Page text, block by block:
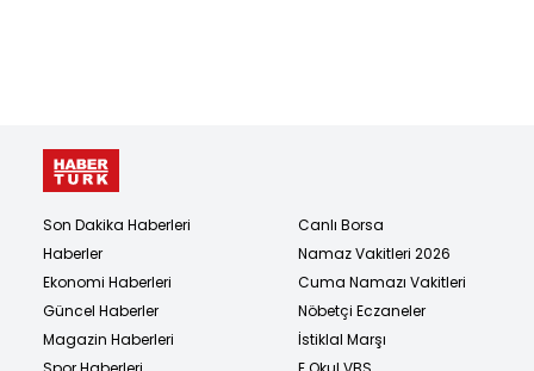
Son Dakika Haberleri
Haberler
Ekonomi Haberleri
Güncel Haberler
Magazin Haberleri
Canlı Borsa
Namaz Vakitleri 2026
Cuma Namazı Vakitleri
Nöbetçi Eczaneler
İstiklal Marşı